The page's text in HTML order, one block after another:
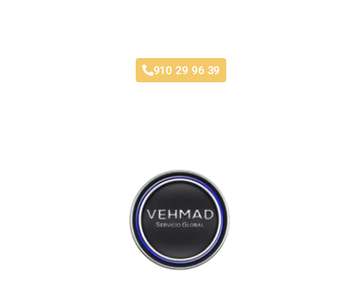
910 29 96 39